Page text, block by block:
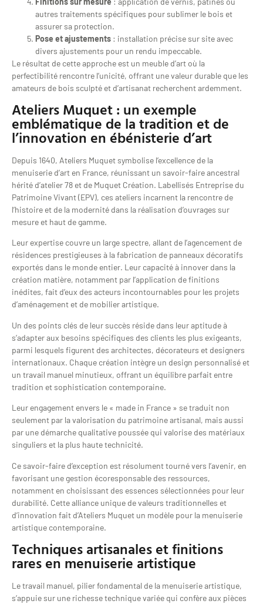
autres traitements spécifiques pour sublimer le bois et
assurer sa protection.
Pose et ajustements : installation précise sur site avec
divers ajustements pour un rendu impeccable.
Le résultat de cette approche est un meuble d’art où la
perfectibilité rencontre l’unicité, offrant une valeur durable que les
amateurs de bois sculpté et d’artisanat recherchent ardemment.
Ateliers Muquet : un exemple
emblématique de la tradition et de
l’innovation en ébénisterie d’art
Depuis 1640, Ateliers Muquet symbolise l’excellence de la
menuiserie d’art en France, réunissant un savoir-faire ancestral
hérité d’atelier 78 et de Muquet Création. Labellisés Entreprise du
Patrimoine Vivant (EPV), ces ateliers incarnent la rencontre de
l’histoire et de la modernité dans la réalisation d’ouvrages sur
mesure et haut de gamme.
Leur expertise couvre un large spectre, allant de l’agencement de
résidences prestigieuses à la fabrication de panneaux décoratifs
exportés dans le monde entier. Leur capacité à innover dans la
création matière, notamment par l’application de finitions
inédites, fait d’eux des acteurs incontournables pour les projets
d’aménagement et de mobilier artistique.
Un des points clés de leur succès réside dans leur aptitude à
s’adapter aux besoins spécifiques des clients les plus exigeants,
parmi lesquels figurent des architectes, décorateurs et designers
internationaux. Chaque création intègre un design personnalisé et
un travail manuel minutieux, offrant un équilibre parfait entre
tradition et sophistication contemporaine.
Leur engagement envers le « made in France » se traduit non
seulement par la valorisation du patrimoine artisanal, mais aussi
par une démarche qualitative poussée qui valorise des matériaux
singuliers et la plus haute technicité.
Ce savoir-faire d’exception est résolument tourné vers l’avenir, en
favorisant une gestion écoresponsable des ressources,
notamment en choisissant des essences sélectionnées pour leur
durabilité. Cette alliance unique de valeurs traditionnelles et
d’innovation fait d’Ateliers Muquet un modèle pour la menuiserie
artistique contemporaine.
Techniques artisanales et finitions
rares en menuiserie artistique
Le travail manuel, pilier fondamental de la menuiserie artistique,
s’appuie sur une richesse technique variée qui confère aux pièces